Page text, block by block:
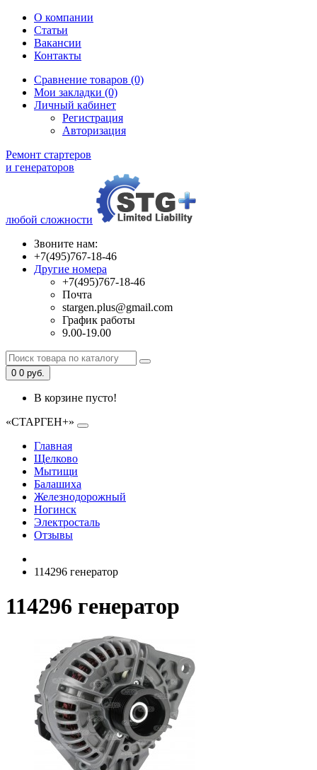
О компании
Статьи
Вакансии
Контакты
Сравнение товаров (0)
Мои закладки (0)
Личный кабинет
Регистрация
Авторизация
Ремонт стартеров
и генераторов
любой сложности
Звоните нам:
+7(495)767-18-46
Другие номера
+7(495)767-18-46
Почта
stargen.plus@gmail.com
График работы
9.00-19.00
0 0 руб.
В корзине пусто!
«СТАРГЕН+»
Главная
Щелково
Мытищи
Балашиха
Железнодорожный
Ногинск
Электросталь
Отзывы
114296 генератор
114296 генератор